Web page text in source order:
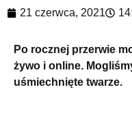
21 czerwca, 2021
Po rocznej przerwie
żywo i online.
uśmiechnięte twarze.